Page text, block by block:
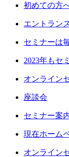
初めての方
エントラン
セミナーは
2023年もセ
オンライン
座談会
セミナー案
現在ホーム
オンライン